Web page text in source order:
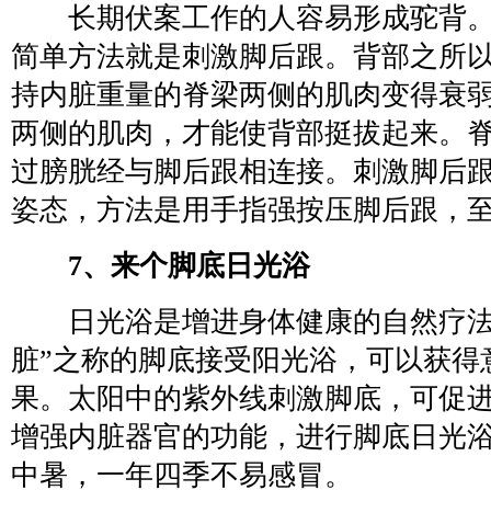
长期伏案工作的人容易形成驼背
简单方法就是刺激脚后跟。背部之所
持内脏重量的脊梁两侧的肌肉变得衰
两侧的肌肉，才能使背部挺拔起来。
过膀胱经与脚后跟相连接。刺激脚后
姿态，方法是用手指强按压脚后跟，
7、来个脚底日光浴
日光浴是增进身体健康的自然疗
脏”之称的脚底接受阳光浴，可以获
果。太阳中的紫外线刺激脚底，可促
增强内脏器官的功能，进行脚底日光
中暑，一年四季不易感冒。